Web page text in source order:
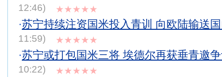
12:46)
★★★★★
·苏宁持续注资国米投入青训 向欧陆输送
11:59)
★★★★★
·苏宁或打包国米三将 埃德尔再获垂青邀
10:22)
★★★★★